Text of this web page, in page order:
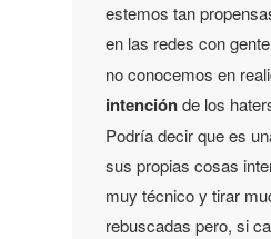
estemos tan
en las redes con
no conocemos en
intenciónde los
Podría decir que es
sus propias cosas
muy técnico y tirar
rebuscadas pero, si